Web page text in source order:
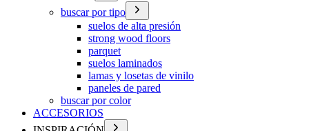
buscar por tipo
suelos de alta presión
strong wood floors
parquet
suelos laminados
lamas y losetas de vinilo
paneles de pared
buscar por color
ACCESORIOS